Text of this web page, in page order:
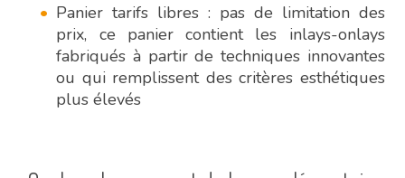
Panier tarifs libres : pas de limitation des
prix, ce panier contient les inlays-onlays
fabriqués à partir de techniques innovantes
ou qui remplissent des critères esthétiques
plus élevés